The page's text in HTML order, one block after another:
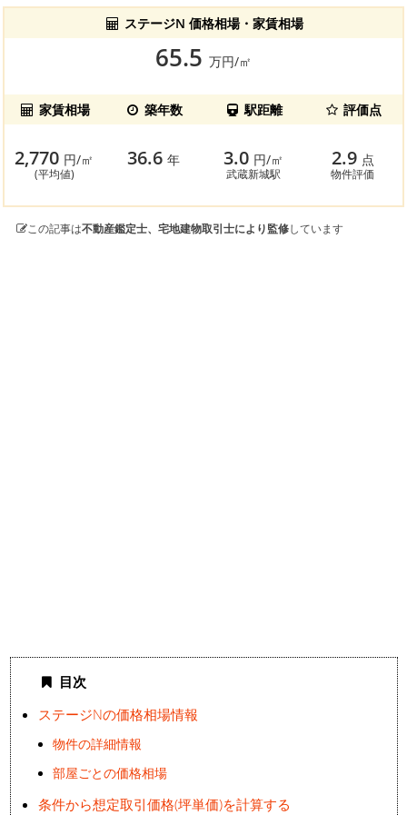
ステージN 価格相場・家賃相場
65.5 万円/㎡
家賃相場 築年数 駅距離 評価点
2,770 円/㎡
(平均値)
36.6年 3.0 円/㎡
武蔵新城駅
2.9 点
物件評価
この記事は不動産鑑定士、宅地建物取引士により監修しています
目次
ステージNの価格相場情報
物件の詳細情報
部屋ごとの価格相場
条件から想定取引価格(坪単価)を計算する